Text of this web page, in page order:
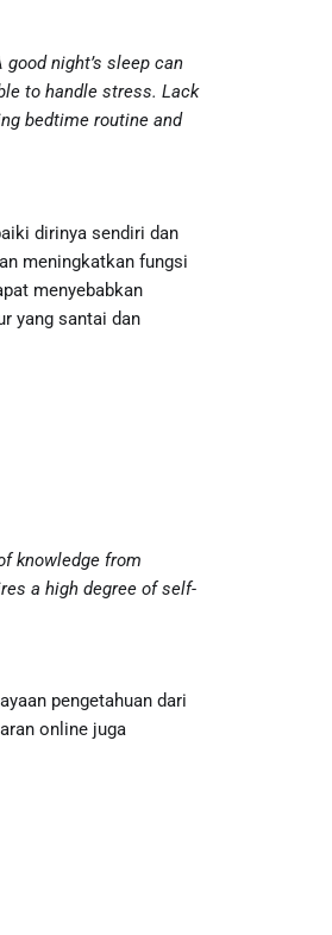
night’s sleep can
to handle stress. Lack
bedtime routine and
dirinya sendiri dan
meningkatkan fungsi
menyebabkan
yang santai dan
knowledge from
a high degree of self-
pengetahuan dari
online juga